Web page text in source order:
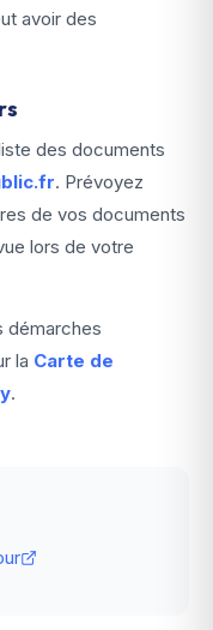
avoir des
des documents
. Prévoyez
de vos documents
lors de votre
démarches
la Carte de
.